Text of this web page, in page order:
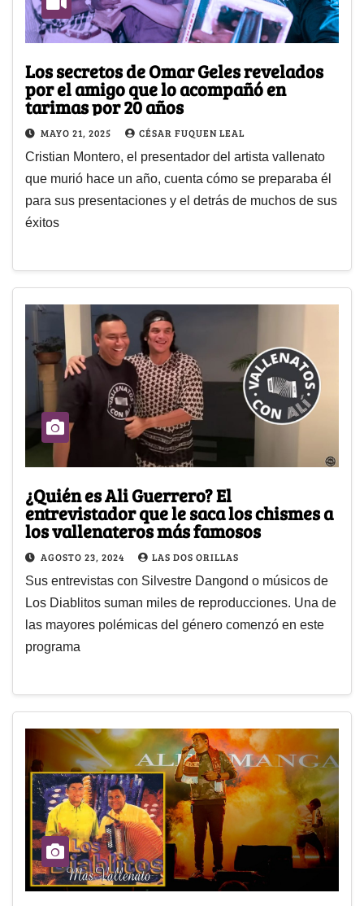
Los secretos de Omar Geles revelados
por el amigo que lo acompañó en
tarimas por 20 años
MAYO 21, 2025 CÉSAR FUQUEN LEAL
Cristian Montero, el presentador del artista vallenato
que murió hace un año, cuenta cómo se preparaba él
para sus presentaciones y el detrás de muchos de sus
éxitos
¿Quién es Ali Guerrero? El
entrevistador que le saca los chismes a
los vallenateros más famosos
AGOSTO 23, 2024 LAS DOS ORILLAS
Sus entrevistas con Silvestre Dangond o músicos de
Los Diablitos suman miles de reproducciones. Una de
las mayores polémicas del género comenzó en este
programa